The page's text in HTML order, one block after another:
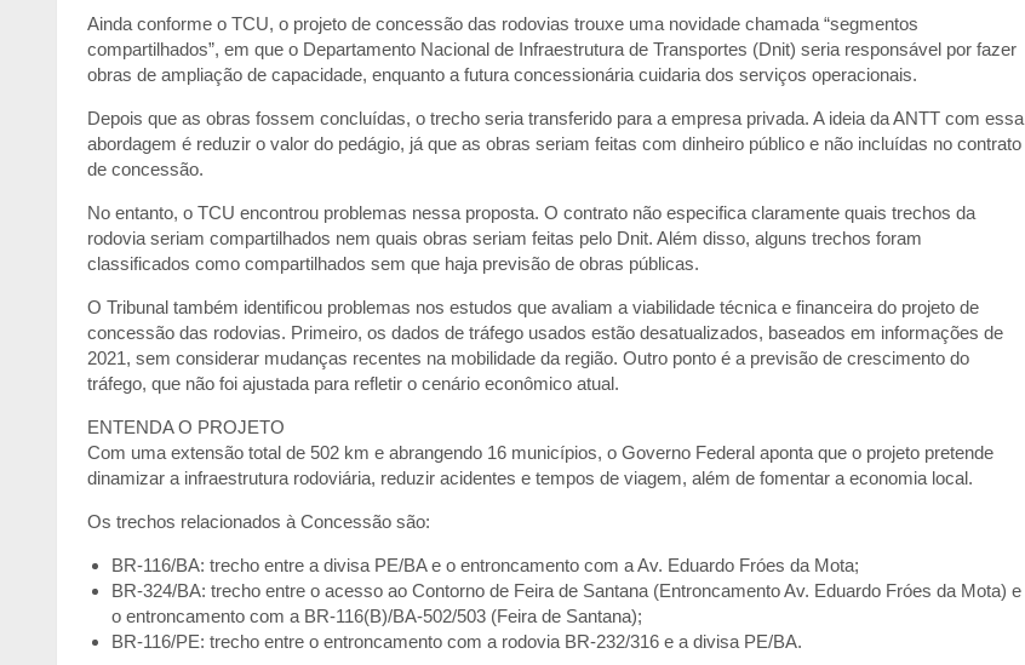
Ainda conforme o TCU, o projeto de concessão das rodovias trouxe uma novidade chamada “segmentos
compartilhados”, em que o Departamento Nacional de Infraestrutura de Transportes (Dnit) seria responsável por fazer
obras de ampliação de capacidade, enquanto a futura concessionária cuidaria dos serviços operacionais.
Depois que as obras fossem concluídas, o trecho seria transferido para a empresa privada. A ideia da ANTT com essa
abordagem é reduzir o valor do pedágio, já que as obras seriam feitas com dinheiro público e não incluídas no contrato
de concessão.
No entanto, o TCU encontrou problemas nessa proposta. O contrato não especifica claramente quais trechos da
rodovia seriam compartilhados nem quais obras seriam feitas pelo Dnit. Além disso, alguns trechos foram
classificados como compartilhados sem que haja previsão de obras públicas.
O Tribunal também identificou problemas nos estudos que avaliam a viabilidade técnica e financeira do projeto de
concessão das rodovias. Primeiro, os dados de tráfego usados estão desatualizados, baseados em informações de
2021, sem considerar mudanças recentes na mobilidade da região. Outro ponto é a previsão de crescimento do
tráfego, que não foi ajustada para refletir o cenário econômico atual.
ENTENDA O PROJETO
Com uma extensão total de 502 km e abrangendo 16 municípios, o Governo Federal aponta que o projeto pretende
dinamizar a infraestrutura rodoviária, reduzir acidentes e tempos de viagem, além de fomentar a economia local.
Os trechos relacionados à Concessão são:
BR-116/BA: trecho entre a divisa PE/BA e o entroncamento com a Av. Eduardo Fróes da Mota;
BR-324/BA: trecho entre o acesso ao Contorno de Feira de Santana (Entroncamento Av. Eduardo Fróes da Mota) e
o entroncamento com a BR-116(B)/BA-502/503 (Feira de Santana);
BR-116/PE: trecho entre o entroncamento com a rodovia BR-232/316 e a divisa PE/BA.